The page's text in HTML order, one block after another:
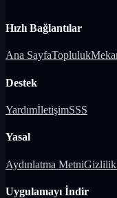
Hızlı Bağlantılar
Ana SayfaTopluluk
Destek
YardımİletişimSSS
Yasal
Aydınlatma MetniGizlilik
Uygulamayı İndir